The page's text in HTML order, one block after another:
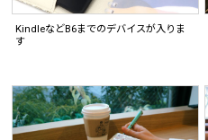
KindleなどB6までのデバイスが入りま
す